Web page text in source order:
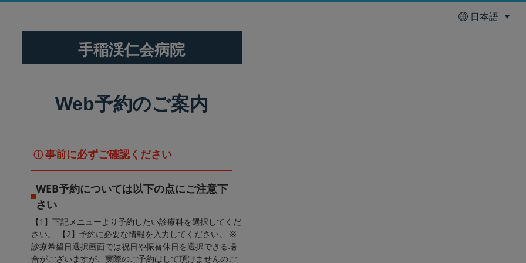
手稲渓仁会病院
Web予約のご案内
ⓘ 事前に必ずご確認ください
WEB予約については以下の点にご注意下
さい
【1】下記メニューより予約したい診療科を選択してくだ
さい。 【2】予約に必要な情報を入力してください。 ※
診療希望日選択画面では祝日や振替休日を選択できる場
合がございますが、実際のご予約はして頂けませんのご